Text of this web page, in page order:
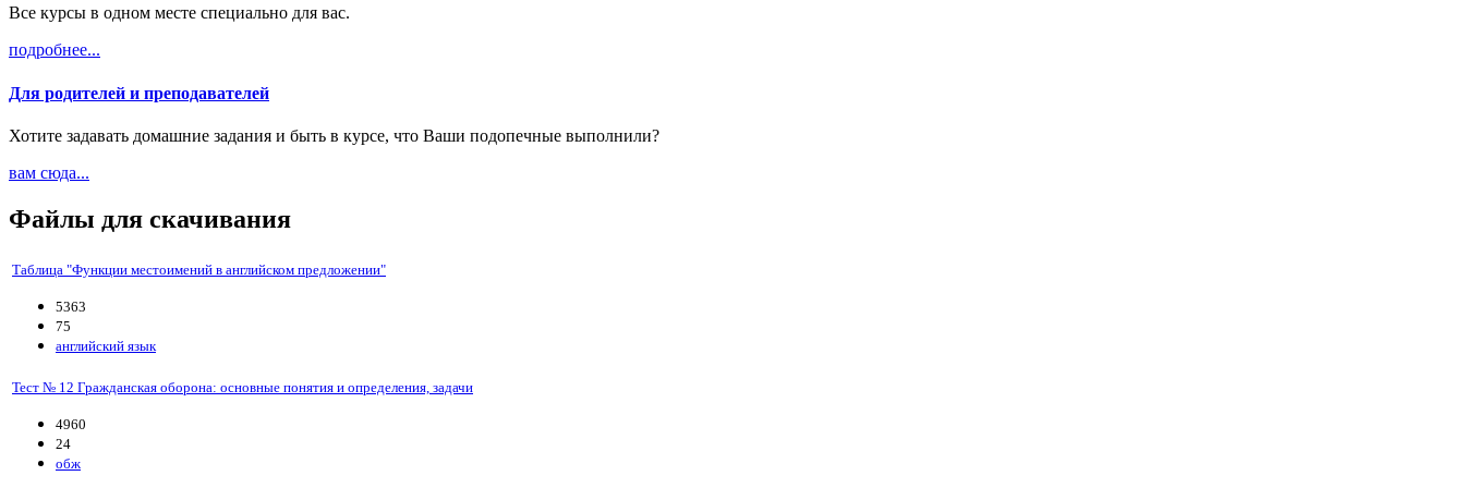
Все курсы в одном месте специально для вас.
подробнее...
Для родителей и преподавателей
Хотите задавать домашние задания и быть в курсе, что Ваши подопечные выполнили?
вам сюда...
Файлы для скачивания
Таблица "Функции местоимений в английском предложении"
5363
75
английский язык
Тест № 12 Гражданская оборона: основные понятия и определения, задачи
4960
24
обж